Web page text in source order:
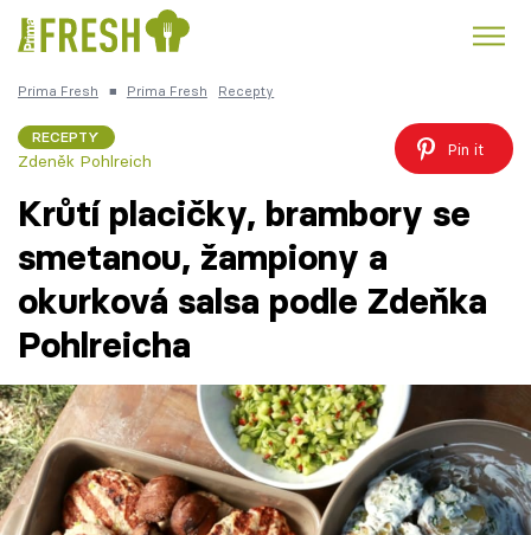
Česká kuchyně
Témata
Články
TV Program
Prima Fresh ■ Prima Fresh Recepty
RECEPTY
Zdeněk Pohlreich
Pin it
Krůtí placičky, brambory se
smetanou, žampiony a
okurková salsa podle Zdeňka
Pohlreicha